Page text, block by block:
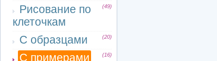
Рисование по
клеточкам
(49)
С образцами (20)
С примерами (16)